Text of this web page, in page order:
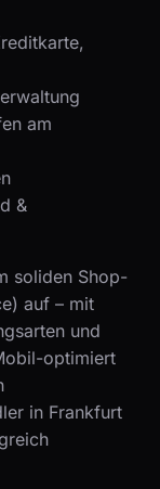
am
&
soliden Shop-
auf – mit
und
optimiert
in Frankfurt